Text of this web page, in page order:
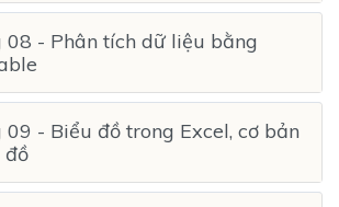
08 - Phân tích dữ liệu bằng
09 - Biểu đồ trong Excel, cơ bản
đồ